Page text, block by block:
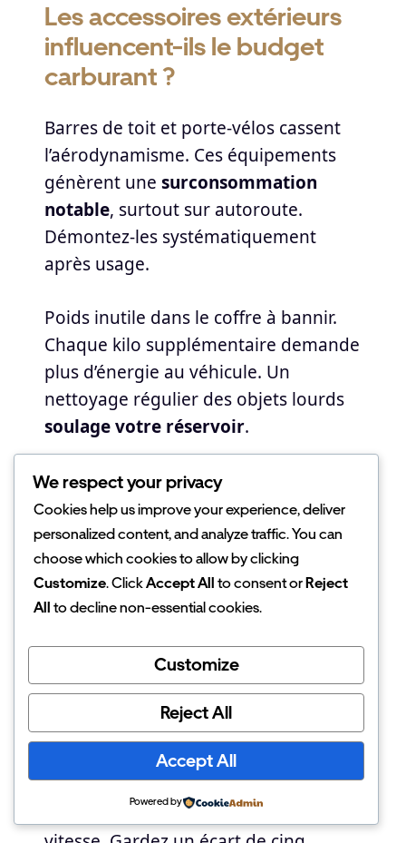
Les accessoires extérieurs
influencent-ils le budget
carburant ?
Barres de toit et porte-vélos cassent
l’aérodynamisme. Ces équipements
génèrent une surconsommation
notable, surtout sur autoroute.
Démontez-les systématiquement
après usage.
Poids inutile dans le coffre à bannir.
Chaque kilo supplémentaire demande
plus d’énergie au véhicule. Un
nettoyage régulier des objets lourds
soulage votre réservoir.
Faut-il utiliser la
climatisation ou ouvrir les
fenêtres ?
Climatisation énergivore à basse
vitres pour vous rafraîchir. Cela
préserve votre autonomielors des
trajets urbains lents.
Usage de la clim préférable
autoroute. Les vitres ouvertes créent
une traînée d’air néfaste à haute
We respect your privacy
Cookies help us improve your experience, deliver
personalized content, and analyze traffic. You can
choose which cookies to allow by clicking
Customize. ClickAccept All to consent orReject
All to decline non-essential cookies.
Customize
Reject All
Accept All
Powered by